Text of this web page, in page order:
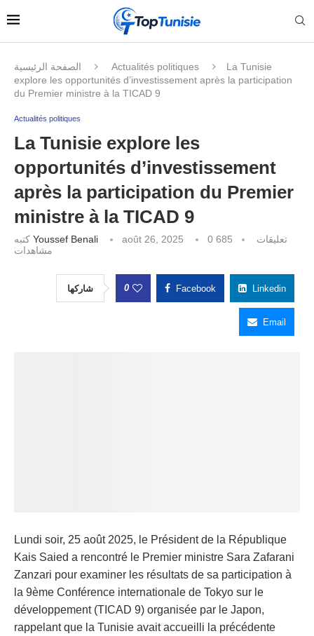
الصفحة الرئيسية Actualités politiques
La Tunisie
explore les opportunités d’investissement après la participation
du Premier ministre à la TICAD 9
Actualités politiques
La Tunisie explore les
opportunités d’investissement
après la participation du Premier
ministre à la TICAD 9
Youssef Benali août 26, 2025 0 تعليقات
685
مشاهدات
شاركها 0 Facebook Linkedin
Email
Lundi soir, 25 août 2025, le Président de la République
Kais Saied a rencontré le Premier ministre Sara Zafarani
Zanzari pour examiner les résultats de sa participation à
la 9ème Conférence internationale de Tokyo sur le
développement (TICAD 9) organisée par le Japon,
rappelant que la Tunisie avait accueilli la précédente